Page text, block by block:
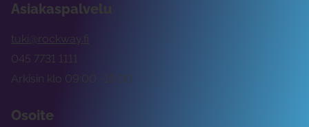
Asiakaspalvelu
tuki@rockway.fi
Arkisin klo 09:00 -15:00
045 7731 1111
Osoite